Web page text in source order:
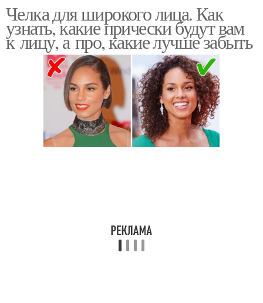
Узкое лицо
Челка для квадратного
лица
Лица с низким лбом
Челка к квадратному
лицу
Челки для квадратного
лица
Стрижки для
квадратного лица
Челка для широкого лица. Как
узнать, какие прически будут вам
к лицу, а про, какие лучше забыть